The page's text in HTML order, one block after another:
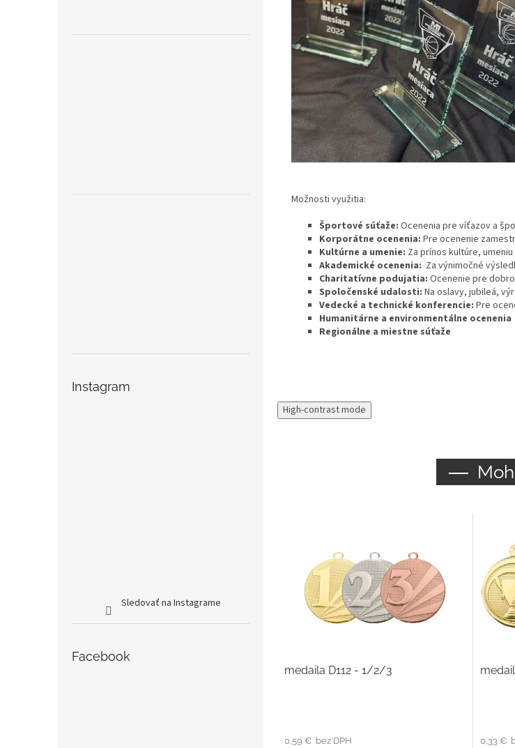
Instagram
Sledovať na Instagrame
Facebook
Možnosti využitia:
Športové súťaže: Ocenenia pre víťazov a
Korporátne ocenenia: Pre ocenenie
Kultúrne a umenie: Za prínos kultúre, umeniu
Akademické ocenenia: Za výnimočné
Charitatívne podujatia: Ocenenie pre
Spoločenské udalosti: Na oslavy, jubileá,
Vedecké a technické konferencie: Pre
Humanitárne a environmentálne ocenenia
Regionálne a miestne súťaže
High-contrast mode
medaila D112 - 1/2/3
0,59 € bez DPH 0,33 €